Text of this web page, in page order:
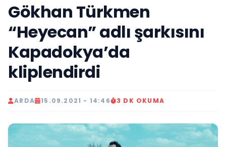
Gökhan Türkmen
“Heyecan” adlı şarkısını
Kapadokya’da
kliplendirdi
ARDA 15.09.2021 - 14:46 3 DK OKUMA